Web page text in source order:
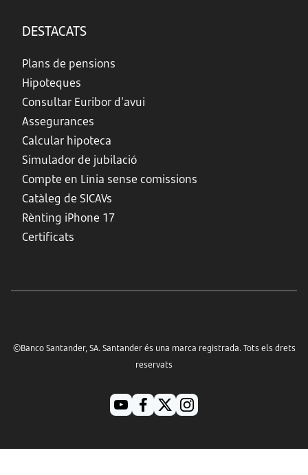
DESTACATS
Plans de pensions
Hipoteques
Consultar Euribor d'avui
Assegurances
Calcular hipoteca
Simulador de jubilació
Compte en Línia sense comissions
Catàleg de SICAVs
Rènting iPhone 17
Certificats
©Banco Santander, SA. Santander és una marca registrada. Tots els drets
reservats